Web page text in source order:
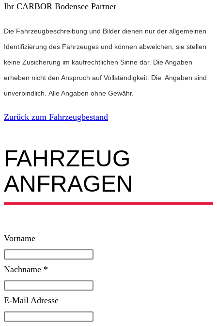
Ihr CARBOR Bodensee Partner
Die Fahrzeugbeschreibung und Bilder dienen nur der allgemeinen
Identifizierung des Fahrzeuges und können abweichen, sie stellen
keine Zusicherung im kaufrechtlichen Sinne dar. Die Angaben
erheben nicht den Anspruch auf Vollständigkeit. Die Angaben sind
unverbindlich. Alle Angaben ohne Gewähr.
Zurück zum Fahrzeugbestand
FAHRZEUG
ANFRAGEN​
Lass
dieses
Feld
leer
Vorname
Nachname *
E-Mail Adresse